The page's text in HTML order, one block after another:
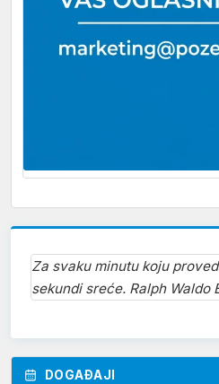
Za svaku minutu koju
sekundi sreće. Ralph Waldo
DOGAĐAJI